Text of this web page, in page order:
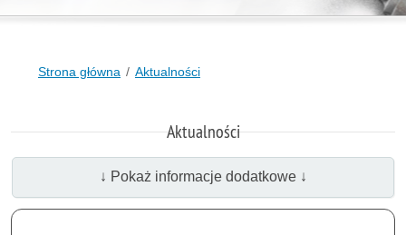
Strona główna Aktualności
Aktualności
↓ Pokaż informacje dodatkowe ↓